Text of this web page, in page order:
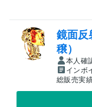
鏡面反
穣）
本人確
インボ
総販売実